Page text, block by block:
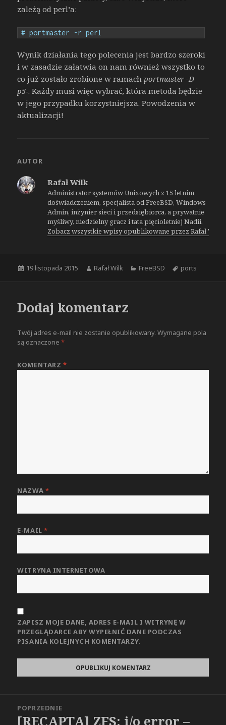
zależą od perl’a:
# portmaster -r perl
Wynik działania tego polecenia jest bardzo szeroki
i w zasadzie załatwia on nam również wszystko to
co już zostało zrobione w ramach portmaster -D
p5-. Każdy musi więc wybrać, która metoda będzie
w jego przypadku korzystniejsza. Powodzenia w
aktualizacji!
AUTOR
Rafał Wilk
Administrator systemów Unixowych z 15 letnim
doświadczeniem, specjalista od FreeBSD, Windows
Admin, inżynier sieci i przedsiębiorca, a prywatnie
myśliwy, niedzielny gracz i tata pięcioletniej Nadii.
Zobacz wszystkie wpisy opublikowane przez Rafał Wilk
Opublikowano
19 listopada 2015 Autor
Rafał Wilk Kategorie
FreeBSD Tagi
ports
Dodaj komentarz
Twój adres e-mail nie zostanie opublikowany. Wymagane pola
są oznaczone*
KOMENTARZ *
NAZWA *
E-MAIL*
WITRYNA INTERNETOWA
ZAPISZ MOJE DANE, ADRES E-MAIL I WITRYNĘ W
PRZEGLĄDARCE ABY WYPEŁNIĆ DANE PODCZAS
PISANIA KOLEJNYCH KOMENTARZY.
wpisuPOPRZEDNIE
Poprzedni
[RECAPTA] ZFS: i/o error –